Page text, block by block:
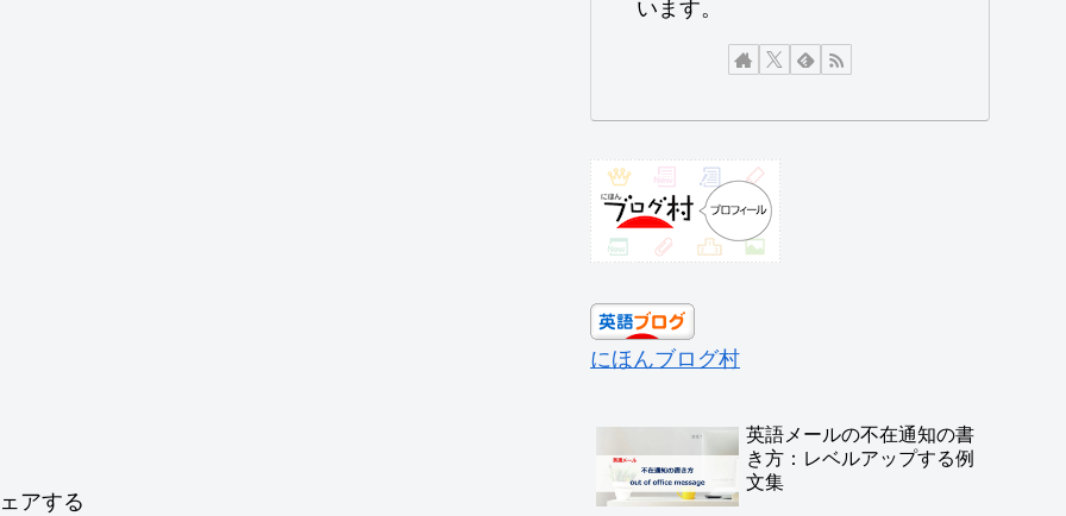
アする
います。
にほんブログ村
英語メールの不在通知の書
き方：レベルアップする例
文集